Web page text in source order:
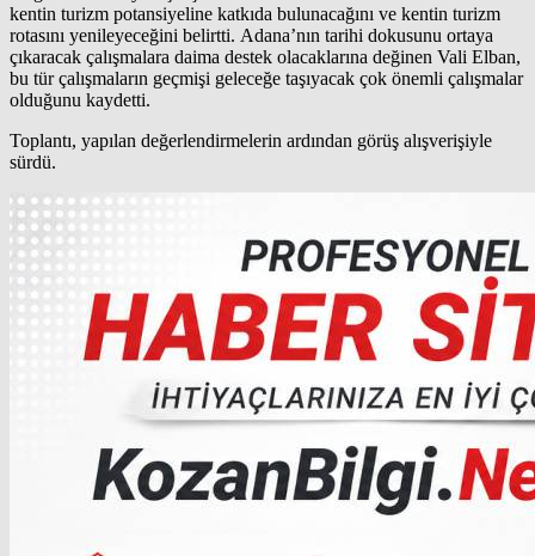
kentin turizm potansiyeline katkıda bulunacağını ve kentin turizm
rotasını yenileyeceğini belirtti. Adana’nın tarihi dokusunu ortaya
çıkaracak çalışmalara daima destek olacaklarına değinen Vali Elban,
bu tür çalışmaların geçmişi geleceğe taşıyacak çok önemli çalışmalar
olduğunu kaydetti.
Toplantı, yapılan değerlendirmelerin ardından görüş alışverişiyle
sürdü.